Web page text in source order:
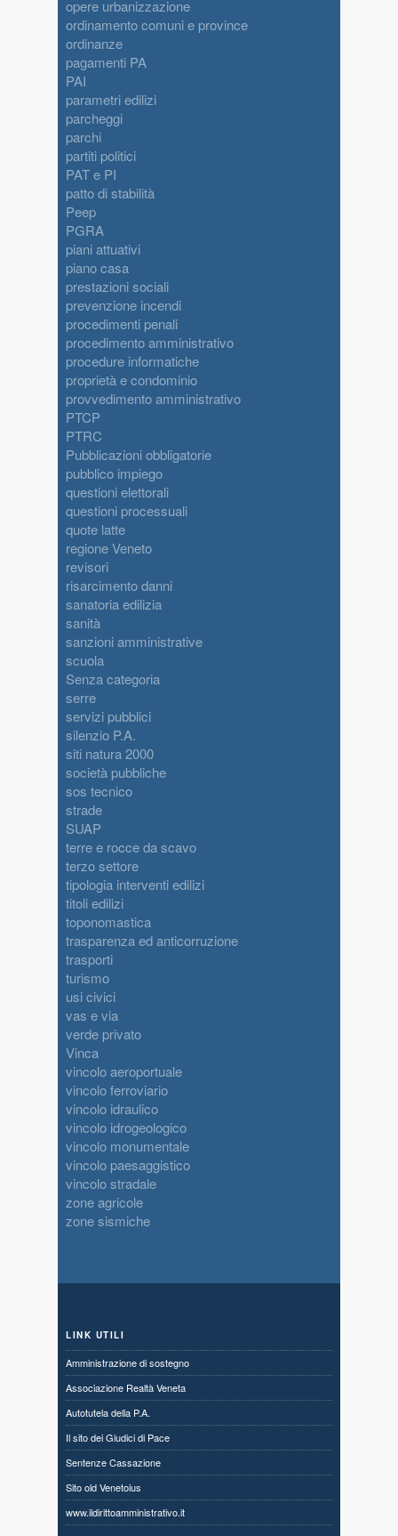
opere urbanizzazione
ordinamento comuni e province
ordinanze
pagamenti PA
PAI
parametri edilizi
parcheggi
parchi
partiti politici
PAT e PI
patto di stabilità
Peep
PGRA
piani attuativi
piano casa
prestazioni sociali
prevenzione incendi
procedimenti penali
procedimento amministrativo
procedure informatiche
proprietà e condominio
provvedimento amministrativo
PTCP
PTRC
Pubblicazioni obbligatorie
pubblico impiego
questioni elettorali
questioni processuali
quote latte
regione Veneto
revisori
risarcimento danni
sanatoria edilizia
sanità
sanzioni amministrative
scuola
Senza categoria
serre
servizi pubblici
silenzio P.A.
siti natura 2000
società pubbliche
sos tecnico
strade
SUAP
terre e rocce da scavo
terzo settore
tipologia interventi edilizi
titoli edilizi
toponomastica
trasparenza ed anticorruzione
trasporti
turismo
usi civici
vas e via
verde privato
Vinca
vincolo aeroportuale
vincolo ferroviario
vincolo idraulico
vincolo idrogeologico
vincolo monumentale
vincolo paesaggistico
vincolo stradale
zone agricole
zone sismiche
LINK UTILI
Amministrazione di sostegno
Associazione Realtà Veneta
Autotutela della P.A.
Il sito dei Giudici di Pace
Sentenze Cassazione
Sito old Venetoius
www.ildirittoamministrativo.it